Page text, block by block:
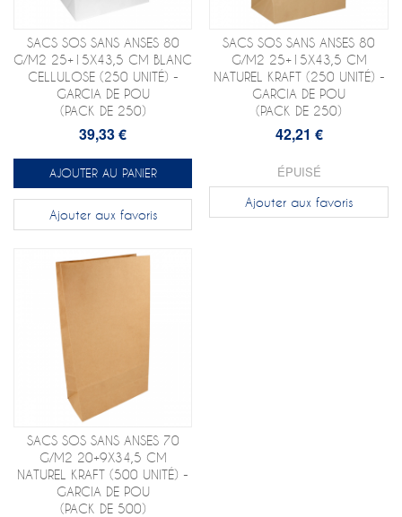
SACS SOS SANS ANSES 80
G/M2 25+15X43,5 CM BLANC
CELLULOSE (250 UNITÉ) -
GARCIA DE POU
(PACK DE 250)
39,33 €
AJOUTER AU PANIER
Ajouter aux favoris
SACS SOS SANS ANSES 80
G/M2 25+15X43,5 CM
NATUREL KRAFT (250 UNITÉ) -
GARCIA DE POU
(PACK DE 250)
42,21 €
ÉPUISÉ
Ajouter aux favoris
SACS SOS SANS ANSES 70
G/M2 20+9X34,5 CM
NATUREL KRAFT (500 UNITÉ) -
GARCIA DE POU
(PACK DE 500)